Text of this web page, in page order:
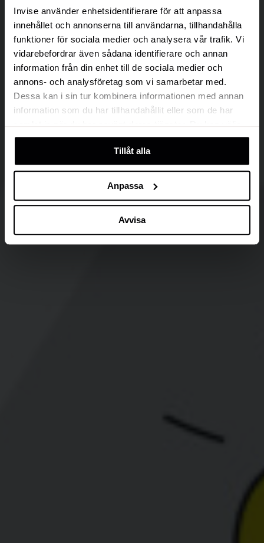
Invise använder enhetsidentifierare för att anpassa
innehållet och annonserna till användarna, tillhandahålla
funktioner för sociala medier och analysera vår trafik. Vi
vidarebefordrar även sådana identifierare och annan
information från din enhet till de sociala medier och
annons- och analysföretag som vi samarbetar med.
Dessa kan i sin tur kombinera informationen med annan
information som du har tillhandahållit eller som de har
att klicka på “information” för att välja och justera vilka
cookies som ska sättas. Läs vår
cookies, deras funktion, varför vi använder dem och hur
Tillåt alla
Anpassa
Avvisa